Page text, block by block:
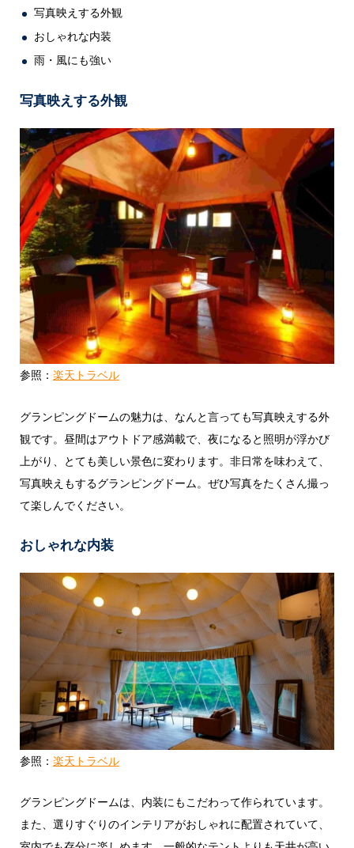
写真映えする外観
おしゃれな内装
雨・風にも強い
写真映えする外観
参照： 楽天トラベル
グランピングドームの魅力は、なんと言っても写真映えする外
観です。昼間はアウトドア感満載で、夜になると照明が浮かび
上がり、とても美しい景色に変わります。非日常を味わえて、
写真映えもするグランピングドーム。ぜひ写真をたくさん撮っ
て楽しんでください。
おしゃれな内装
参照： 楽天トラベル
グランピングドームは、内装にもこだわって作られています。
また、選りすぐりのインテリアがおしゃれに配置されていて、